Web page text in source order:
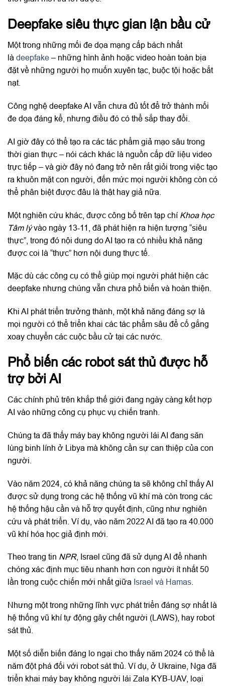
Deepfake siêu thực gian lận bầu cử
Một trong những mối đe dọa mạng cấp bách nhất
là deepfake – những hình ảnh hoặc video hoàn toàn bịa
đặt về những người họ muốn xuyên tạc, buộc tội hoặc bắt
nạt.
Công nghệ deepfake AI vẫn chưa đủ tốt để trở thành mối
đe dọa đáng kể, nhưng điều đó có thể sắp thay đổi.
AI giờ đây có thể tạo ra các tác phẩm giả mạo sâu trong
thời gian thực – nói cách khác là nguồn cấp dữ liệu video
trực tiếp – và giờ đây nó đang trở nên rất giỏi trong việc tạo
ra khuôn mặt con người, đến mức mọi người không còn có
thể phân biệt được đâu là thật hay giả nữa.
Một nghiên cứu khác, được công bố trên tạp chí Khoa học
Tâm lývào ngày 13-11, đã phát hiện ra hiện tượng “siêu
thực”, trong đó nội dung do AI tạo ra có nhiều khả năng
được coi là “thực” hơn nội dung thực tế.
Mặc dù các công cụ có thể giúp mọi người phát hiện các
deepfake nhưng chúng vẫn chưa phổ biến và hoàn thiện.
Khi AI phát triển trưởng thành, một khả năng đáng sợ là
mọi người có thể triển khai các tác phẩm sâu để cố gắng
xoay chuyển các cuộc bầu cử tại các nước.
Phổ biến các robot sát thủ được hỗ
trợ bởi AI
Các chính phủ trên khắp thế giới đang ngày càng kết hợp
AI vào những công cụ phục vụ chiến tranh.
Chúng ta đã thấy máy bay không người lái AI đang săn
lùng binh lính ở Libya mà không cần sự can thiệp của con
người.
Vào năm 2024, có khả năng chúng ta sẽ không chỉ thấy AI
được sử dụng trong các hệ thống vũ khí mà còn trong các
hệ thống hậu cần và hỗ trợ quyết định, cũng như nghiên
cứu và phát triển. Ví dụ, vào năm 2022 AI đã tạo ra 40.000
vũ khí hóa học giả định mới.
Theo trang tin NPR, Israel cũng đã sử dụng AI để nhanh
chóng xác định mục tiêu nhanh hơn con người ít nhất 50
lần trong cuộc chiến mới nhất giữa Israel và Hamas
Nhưng một trong những lĩnh vực phát triển đáng sợ nhất là
hệ thống vũ khí tự động gây chết người (LAWS), hay robot
sát thủ.
Một số diễn biến đáng lo ngại cho thấy năm 2024 có thể là
năm đột phá đối với robot sát thủ. Ví dụ, ở Ukraine, Nga đã
triển khai máy bay không người lái Zala KYB-UAV, loại